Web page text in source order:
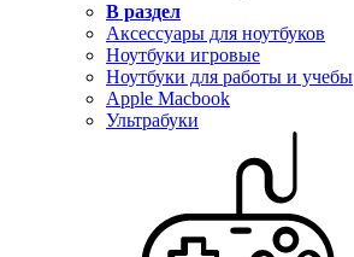
В раздел
Аксессуары для ноутбуков
Ноутбуки игровые
Ноутбуки для работы и учебы
Apple Macbook
Ультрабуки